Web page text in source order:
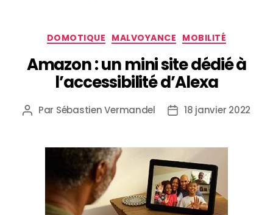
DOMOTIQUE MALVOYANCE MOBILITÉ
Amazon : un mini site dédié à
l’accessibilité d’Alexa
Par Sébastien Vermandel 18 janvier 2022